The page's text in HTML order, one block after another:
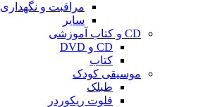
مراقبت و نگهداری
سایر
CD و کتاب آموزشی
CD و DVD
کتاب
موسیقی کودک
طبلک
فلوت ریکوردر